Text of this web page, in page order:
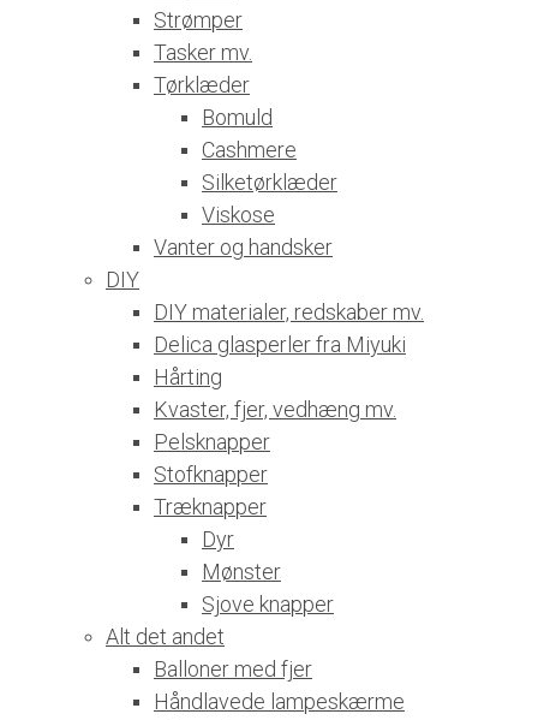
Strømper
Tasker mv.
Tørklæder
Bomuld
Cashmere
Silketørklæder
Viskose
Vanter og handsker
DIY
DIY materialer, redskaber mv.
Delica glasperler fra Miyuki
Hårting
Kvaster, fjer, vedhæng mv.
Pelsknapper
Stofknapper
Træknapper
Dyr
Mønster
Sjove knapper
Alt det andet
Balloner med fjer
Håndlavede lampeskærme